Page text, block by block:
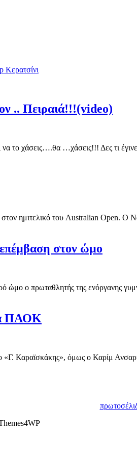
Κερατσίνι
.. Πειραιά!!!(video)
να το χάσεις….θα …χάσεις!!! Δες τι
ημιτελικό του Australian Open. Ο
στον ώμο
ο πρωταθλητής της ενόργανης
ΠΑΟΚ
Καραϊσκάκης», όμως ο Καρίμ